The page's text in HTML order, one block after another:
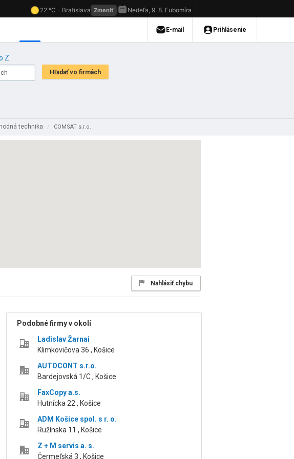
Z
technika / COMSAT s.r.o.
Nahlásiť chybu
Podobné firmy v okolí
Ladislav Žarnai
Klimkovičova 36 , Košice
AUTOCONT s.r.o.
Bardejovská 1/C , Košice
FaxCopy a.s.
Hutnícka 22 , Košice
ADM Košice spol. s r. o.
Ružínska 11 , Košice
Z + M servis a. s.
Čermeľská 3 , Košice